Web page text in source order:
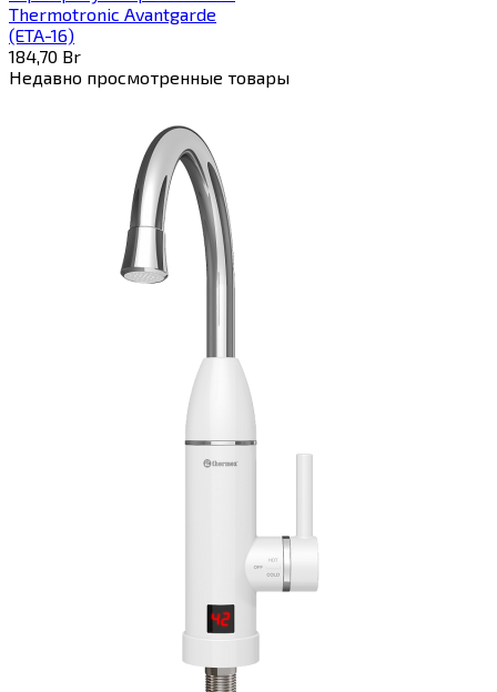
Thermotronic Avantgarde
(ETA-16)
184,70 Br
Недавно просмотренные товары